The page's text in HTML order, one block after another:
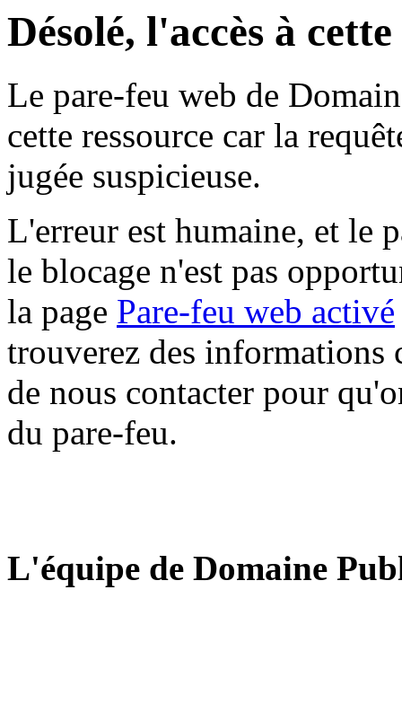
Désolé, l'accès à
Le pare-feu web de
cette ressource car la
jugée suspicieuse.
L'erreur est humaine, et le
le blocage n'est pas
la page Pare-feu web activé
trouverez des informations
de nous contacter pour
du pare-feu.
L'équipe de Domaine